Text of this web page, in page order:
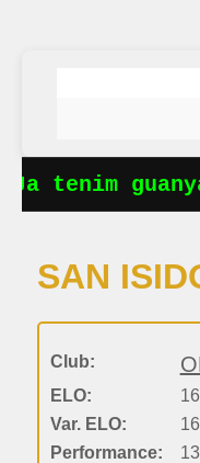
tenim
SAN
Club:
ELO:
Var. ELO:
Performance: